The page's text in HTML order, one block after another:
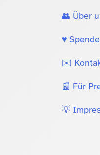
👥 Über
♥️
✉️
📰 Für
💡